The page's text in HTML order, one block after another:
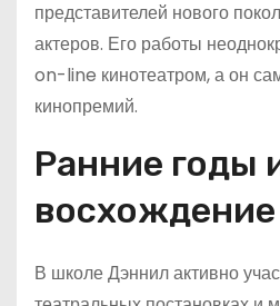
представителей нового
актеров. Его работы
on-line кинотеатром, а он
кинопремий.
Ранние годы
восхождение
В школе Дэннил активно